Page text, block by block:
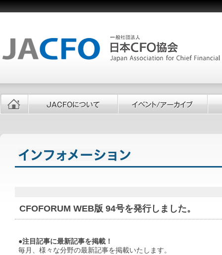
CFOFORUM WEB版 94号を発行しました。
●注目記事に最新記事を掲載！
毎月、様々な分野の最新記事を掲載いたします。